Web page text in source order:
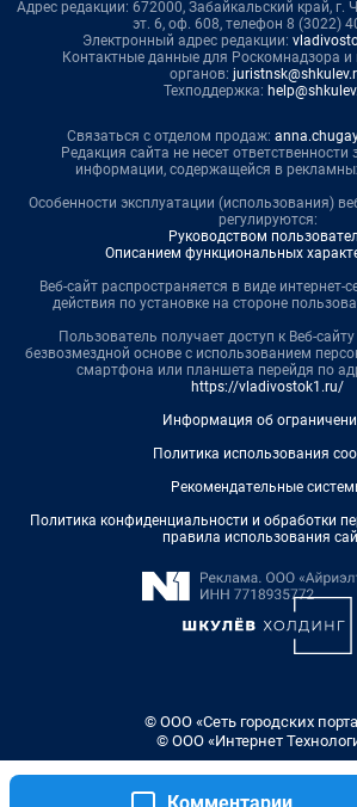
Адрес редакции: 672000, Забайкальский край, г.
эт. 6, оф. 608, телефон 8 (3022)
Электронный адрес редакции:
Контактные данные для Роскомнадзора и
органов:
Техподдержка:
Связаться с отделом продаж:
Редакция сайта не несет ответственности
информации, содержащейся в
Особенности эксплуатации (использования)
регулируются:
Руководством
Описанием функциональных
Веб-сайт распространяется в виде интернет-
действия по установке на стороне
Пользователь получает доступ к Веб-
безвозмездной основе с использованием
смартфона или планшета перейдя по
https://vladivostok1.ru/
Информация об
Политика использования
Рекомендательные
Политика конфиденциальности и обработки
правила использования
© ООО «Сеть городских
© ООО «Интернет